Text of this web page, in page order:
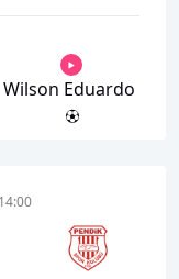
Wilson Eduardo